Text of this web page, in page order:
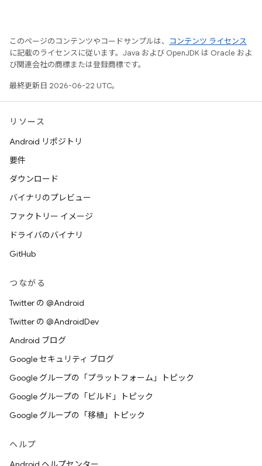
このページのコンテンツやコードサンプルは、
コンテンツ ライセンス
に記載のライセンスに従います。Java および OpenJDK は Oracle およ
び関連会社の商標または登録商標です。
最終更新日 2026-06-22 UTC。
リソース
Android リポジトリ
要件
ダウンロード
バイナリのプレビュー
ファクトリー イメージ
ドライバのバイナリ
GitHub
つながる
Twitter の @Android
Twitter の @AndroidDev
Android ブログ
Google セキュリティ ブログ
Google グループの「プラットフォーム」トピック
Google グループの「ビルド」トピック
Google グループの「移植」トピック
ヘルプ